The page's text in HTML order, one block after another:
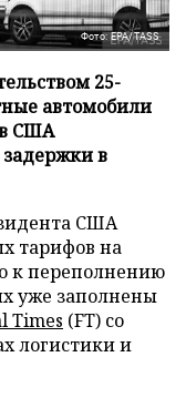
Фото: EPA/TASS
25-
автомобили
США
в
США
тарифов на
к переполнению
уже заполнены
Times (FT) со
логистики и